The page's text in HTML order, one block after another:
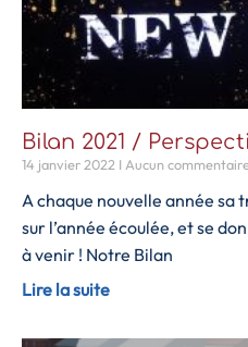
Bilan 2021 /
14 janvier 2022 Aucun
A chaque nouvelle année sa
sur l’année écoulée, et se
à venir ! Notre Bilan
Lire la suite